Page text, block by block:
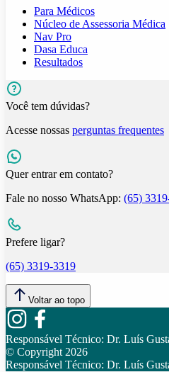
Para Médicos
Núcleo de Assessoria Médica
Nav Pro
Dasa Educa
Resultados
Você tem dúvidas?
Acesse nossas perguntas frequentes
Quer entrar em contato?
Fale no nosso WhatsApp: (65)
Prefere ligar?
(65) 3319-3319
Voltar ao topo
Responsável Técnico: Dr. Luís
© Copyright 2026
Responsável Técnico: Dr. Luís